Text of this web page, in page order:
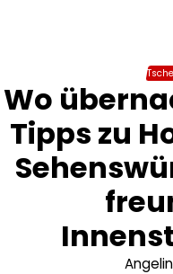
Wo
Tipps zu